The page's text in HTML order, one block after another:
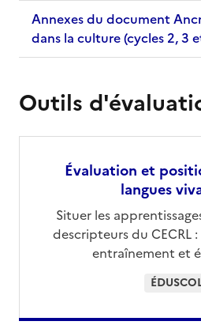
Annexes du document
dans la culture (cycles 2, 3
Outils
Évaluation et
langues
Situer les
descripteurs du CECRL
entraînement et